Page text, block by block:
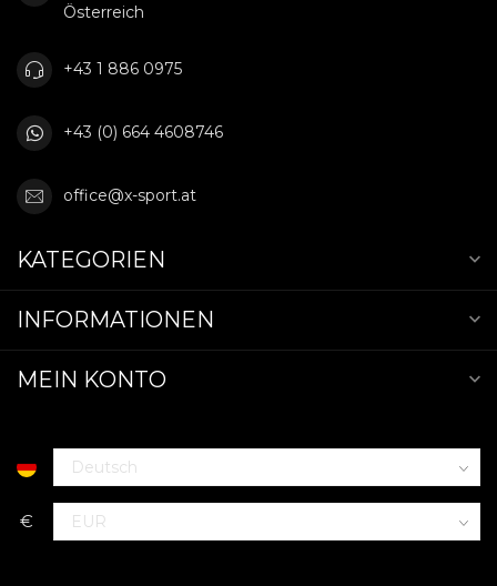
Österreich
+43 1 886 0975
+43 (0) 664 4608746
office@x-sport.at
KATEGORIEN
INFORMATIONEN
MEIN KONTO
€